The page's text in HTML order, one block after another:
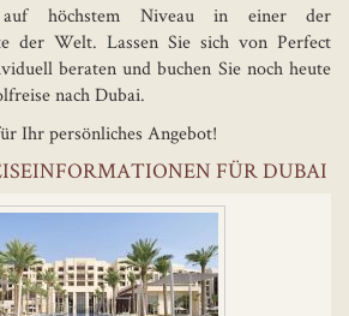
höchstem Niveau in einer der
der Welt. Lassen Sie sich von Perfect
beraten und buchen Sie noch heute
nach Dubai.
Ihr persönliches Angebot!
FÜR DUBAI